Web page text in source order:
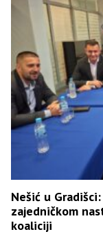
Nešić u
zajedničkom
koaliciji